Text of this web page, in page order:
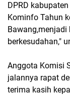
DPRD
Kominfo Tahun
berkesudahan,"
Anggota Komisi
jalannya rapat
terima kasih